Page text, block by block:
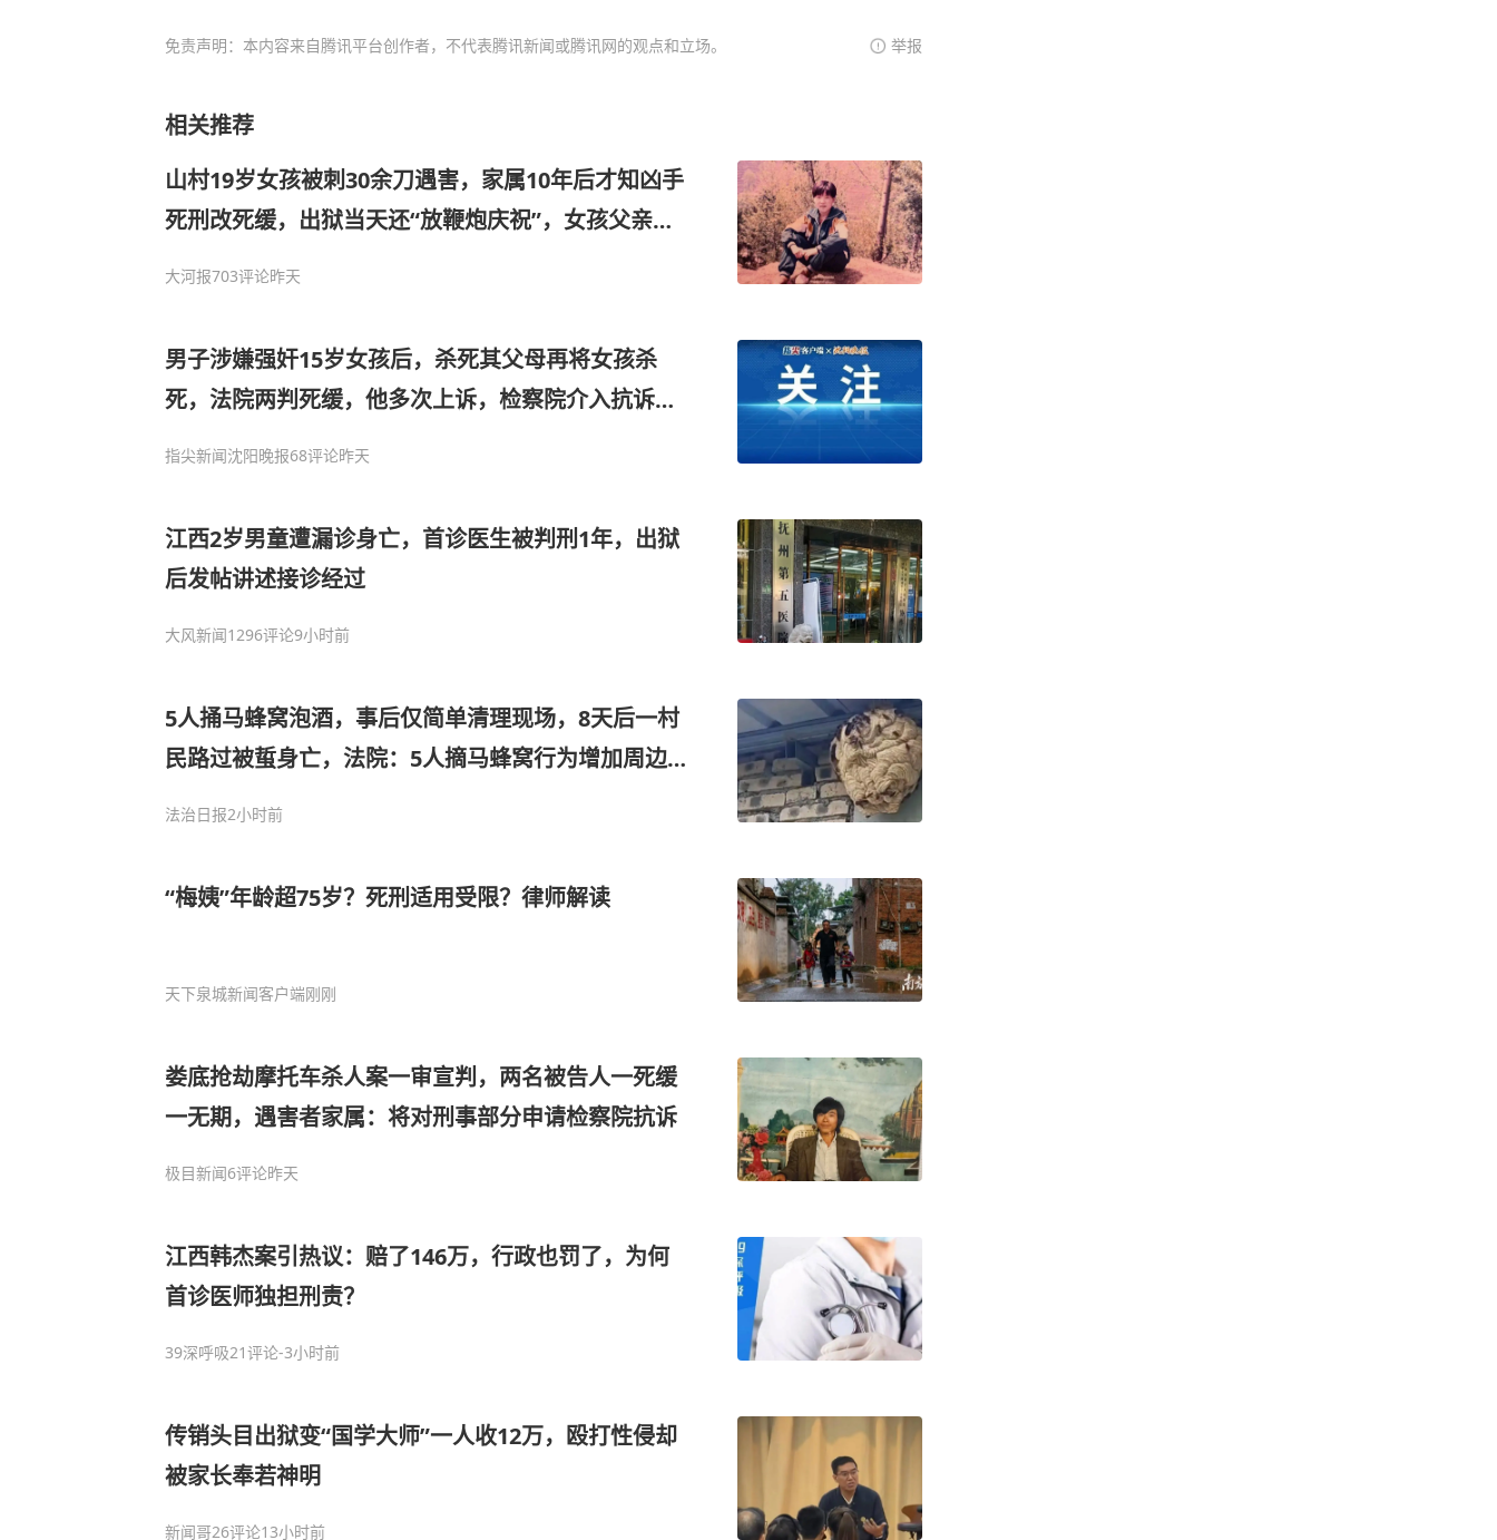
免责声明：本内容来自腾讯平台创作者，不代表腾讯新闻或腾讯网的观点和立场。 举报
相关推荐
山村19岁女孩被刺30余刀遇害，家属10年后才知凶手
死刑改死缓，出狱当天还“放鞭炮庆祝”，女孩父亲在
大河报703评论昨天
男子涉嫌强奸15岁女孩后，杀死其父母再将女孩杀
死，法院两判死缓，他多次上诉，检察院介入抗诉，
指尖新闻沈阳晚报68评论昨天
江西2岁男童遭漏诊身亡，首诊医生被判刑1年，出狱
后发帖讲述接诊经过
大风新闻1296评论9小时前
5人捅马蜂窝泡酒，事后仅简单清理现场，8天后一村
民路过被蜇身亡，法院：5人摘马蜂窝行为增加周边
法治日报2小时前
“梅姨”年龄超75岁？死刑适用受限？律师解读
天下泉城新闻客户端刚刚
娄底抢劫摩托车杀人案一审宣判，两名被告人一死缓
一无期，遇害者家属：将对刑事部分申请检察院抗诉
极目新闻6评论昨天
江西韩杰案引热议：赔了146万，行政也罚了，为何
首诊医师独担刑责？
39深呼吸21评论-3小时前
传销头目出狱变“国学大师”一人收12万，殴打性侵却
被家长奉若神明
新闻哥26评论13小时前